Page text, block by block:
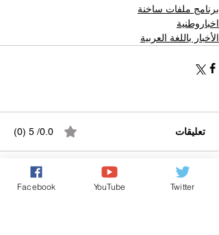
برنامج ملفات ساخنة
اخباروطنية
الأخبار باللغة العربية
تعليقات 0.0/ 5 (0)
التعليق والتقييم... Facebook YouTube Twitter